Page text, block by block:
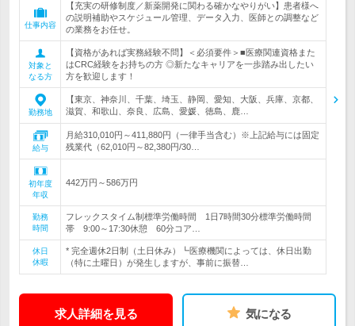
仕事内容
【充実の研修制度／新薬開発に関わる確かなやりがい】患者様へ
の説明補助やスケジュール管理、データ入力、医師との調整など
の業務をお任せ。
対象と
なる方
【資格があれば実務経験不問】＜必須要件＞■医療関連資格また
はCRC経験をお持ちの方 ◎新たなキャリアを一歩踏み出したい
方を歓迎します！
勤務地
【東京、神奈川、千葉、埼玉、静岡、愛知、大阪、兵庫、京都、
滋賀、和歌山、奈良、広島、愛媛、徳島、鹿…
給与
月給310,010円～411,880円（一律手当含む）※上記給与には固定
残業代（62,010円～82,380円/30…
初年度
年収
442万円～586万円
勤務
時間
フレックスタイム制標準労働時間 1日7時間30分標準労働時間
帯 9:00～17:30休憩 60分コア…
休日
休暇
* 完全週休2日制（土日休み）┗医療機関によっては、休日出勤
（特に土曜日）が発生しますが、事前に振替…
求人詳細を見る 気になる